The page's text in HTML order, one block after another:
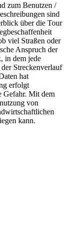
zum Benutzen /
sind
über die Tour
viel Straßen oder
Anspruch der
in dem jede
Streckenverlauf
hat
erfolgt
Gefahr. Mit dem
von
kann.